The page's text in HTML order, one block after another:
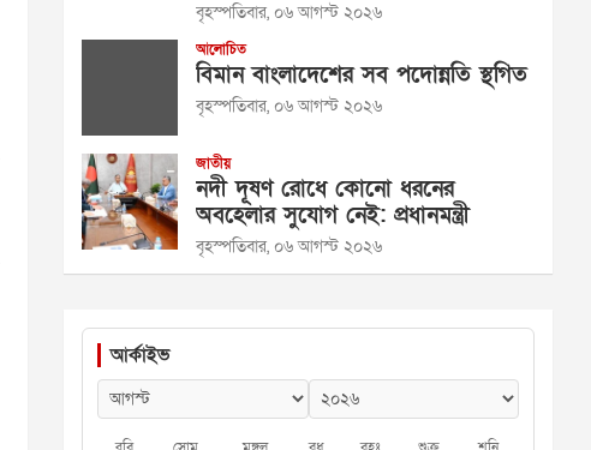
বৃহস্পতিবার, ০৬ আগস্ট ২০২৬
আলোচিত
বিমান বাংলাদেশের সব পদোন্নতি স্থগিত
বৃহস্পতিবার, ০৬ আগস্ট ২০২৬
জাতীয়
নদী দূষণ রোধে কোনো ধরনের
অবহেলার সুযোগ নেই: প্রধানমন্ত্রী
বৃহস্পতিবার, ০৬ আগস্ট ২০২৬
আর্কাইভ